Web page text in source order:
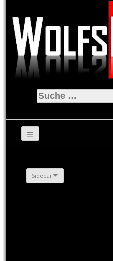
Suche
nach:
Sidebar